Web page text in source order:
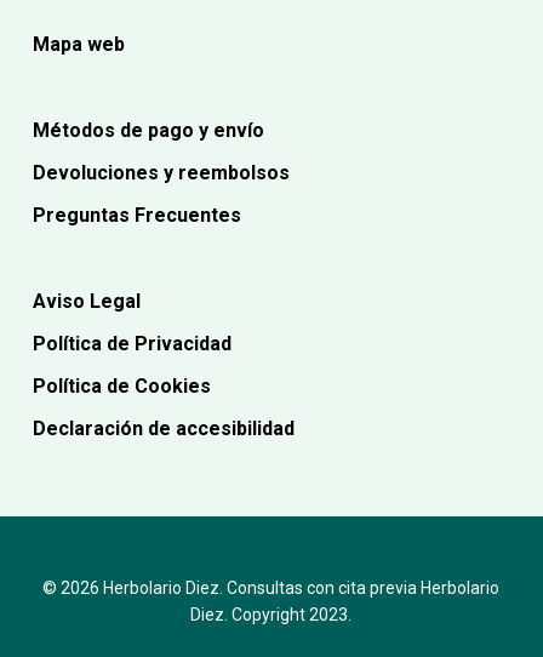
Mapa web
Métodos de pago y envío
Devoluciones y reembolsos
Preguntas Frecuentes
Aviso Legal
Política de Privacidad
Política de Cookies
Declaración de accesibilidad
© 2026 Herbolario Diez. Consultas con cita previa Herbolario
Diez. Copyright 2023.